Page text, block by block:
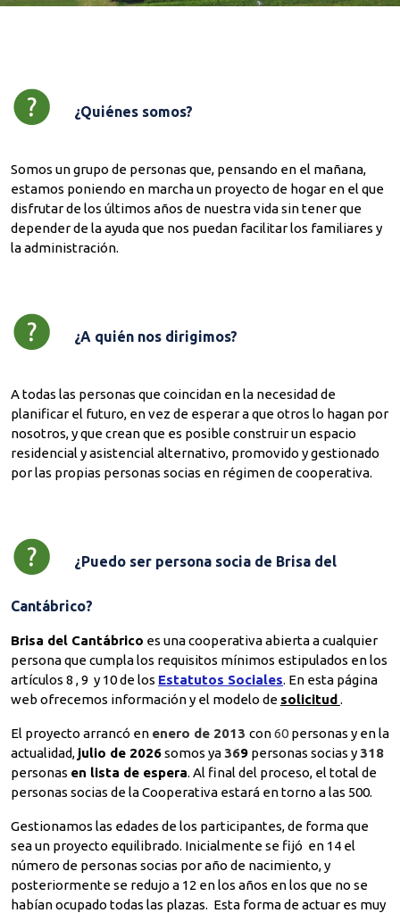
¿Quiénes somos?
Somos un grupo de personas que, pensando en el mañana,
estamos poniendo en marcha un proyecto de hogar en el que
disfrutar de los últimos años de nuestra vida sin tener que
depender de la ayuda que nos puedan facilitar los familiares y
la administración.
¿A quién nos dirigimos?
A todas las personas que coincidan en la necesidad de
planificar el futuro, en vez de esperar a que otros lo hagan por
nosotros, y que crean que es posible construir un espacio
residencial y asistencial alternativo, promovido y gestionado
por las propias personas socias en régimen de cooperativa.
¿Puedo ser persona socia de Brisa del
Cantábrico?
Brisa del Cantábrico es una cooperativa abierta a cualquier
persona que cumpla los requisitos mínimos estipulados en los
artículos 8 , 9 y 10 de los Estatutos Sociales. En esta página
web ofrecemos información y el modelo de solicitud.
El proyecto arrancó en enero de 2013 con60 personas y en la
actualidad, julio de 2026somos ya369 personas socias y318
personas en lista de espera. Al final del proceso, el total de
personas socias de la Cooperativa estará en torno a las 500.
Gestionamos las edades de los participantes, de forma que
sea un proyecto equilibrado. Inicialmente se fijó en 14 el
número de personas socias por año de nacimiento, y
posteriormente se redujo a 12 en los años en los que no se
habían ocupado todas las plazas. Esta forma de actuar es muy